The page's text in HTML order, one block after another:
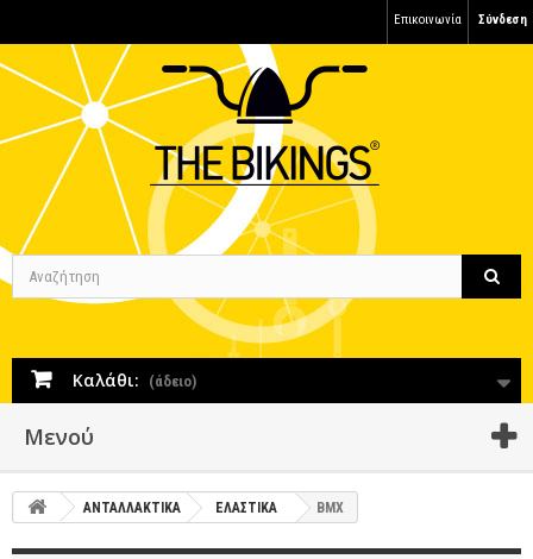
Σύνδεση
Επικοινωνία
Καλάθι: (άδειο)
Μενού
ΑΝΤΑΛΛΑΚΤΙΚΑ ΕΛΑΣΤΙΚΑ BMX